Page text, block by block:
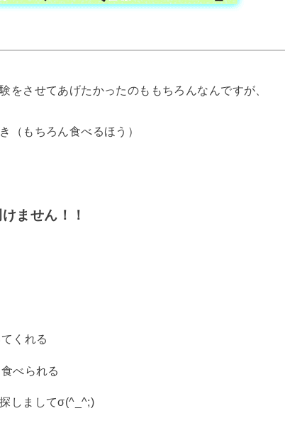
をさせてあげたかったのももちろんなんですが、
（もちろん食べるほう）
ません！！
くれる
べられる
しましてσ(^_^;)